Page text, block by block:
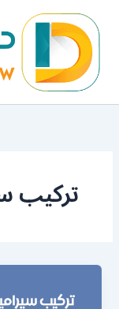
المحتوى
تركيب